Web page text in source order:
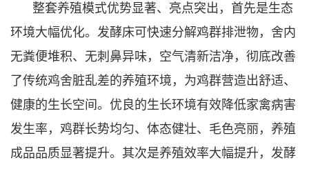
整套养殖模式优势显著、亮点突出，首先是生态
环境大幅优化。发酵床可快速分解鸡群排泄物，舍内
无粪便堆积、无刺鼻异味，空气清新洁净，彻底改善
了传统鸡舍脏乱差的养殖环境，为鸡群营造出舒适、
健康的生长空间。优良的生长环境有效降低家禽病害
发生率，鸡群长势均匀、体态健壮、毛色亮丽，养殖
成品品质显著提升。其次是养殖效率大幅提升，发酵